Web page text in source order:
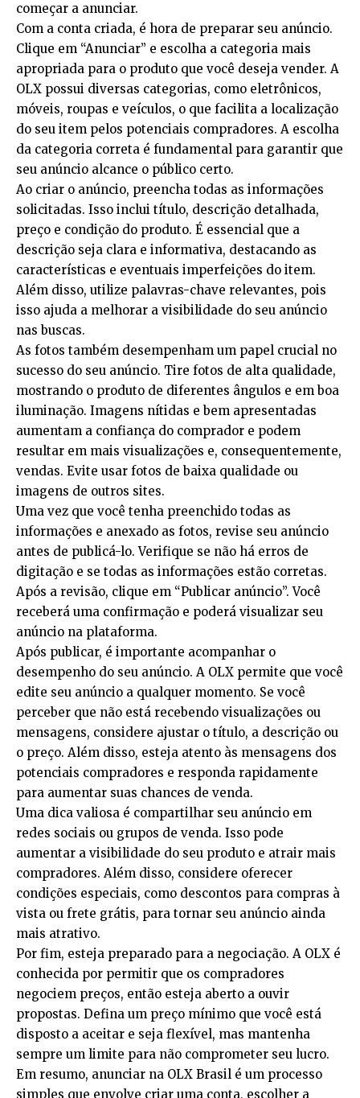
começar a anunciar.
Com a conta criada, é hora de preparar seu anúncio.
Clique em “Anunciar” e escolha a categoria mais
apropriada para o produto que você deseja vender. A
OLX possui diversas categorias, como eletrônicos,
móveis, roupas e veículos, o que facilita a localização
do seu item pelos potenciais compradores. A escolha
da categoria correta é fundamental para garantir que
seu anúncio alcance o público certo.
Ao criar o anúncio, preencha todas as informações
solicitadas. Isso inclui título, descrição detalhada,
preço e condição do produto. É essencial que a
descrição seja clara e informativa, destacando as
características e eventuais imperfeições do item.
Além disso, utilize palavras-chave relevantes, pois
isso ajuda a melhorar a visibilidade do seu anúncio
nas buscas.
As fotos também desempenham um papel crucial no
sucesso do seu anúncio. Tire fotos de alta qualidade,
mostrando o produto de diferentes ângulos e em boa
iluminação. Imagens nítidas e bem apresentadas
aumentam a confiança do comprador e podem
resultar em mais visualizações e, consequentemente,
vendas. Evite usar fotos de baixa qualidade ou
imagens de outros sites.
Uma vez que você tenha preenchido todas as
informações e anexado as fotos, revise seu anúncio
antes de publicá-lo. Verifique se não há erros de
digitação e se todas as informações estão corretas.
Após a revisão, clique em “Publicar anúncio”. Você
receberá uma confirmação e poderá visualizar seu
anúncio na plataforma.
Após publicar, é importante acompanhar o
desempenho do seu anúncio. A OLX permite que você
edite seu anúncio a qualquer momento. Se você
perceber que não está recebendo visualizações ou
mensagens, considere ajustar o título, a descrição ou
o preço. Além disso, esteja atento às mensagens dos
potenciais compradores e responda rapidamente
para aumentar suas chances de venda.
Uma dica valiosa é compartilhar seu anúncio em
redes sociais ou grupos de venda. Isso pode
aumentar a visibilidade do seu produto e atrair mais
compradores. Além disso, considere oferecer
condições especiais, como descontos para compras à
vista ou frete grátis, para tornar seu anúncio ainda
mais atrativo.
Por fim, esteja preparado para a negociação. A OLX é
conhecida por permitir que os compradores
negociem preços, então esteja aberto a ouvir
propostas. Defina um preço mínimo que você está
disposto a aceitar e seja flexível, mas mantenha
sempre um limite para não comprometer seu lucro.
Em resumo, anunciar na OLX Brasil é um processo
simples que envolve criar uma conta, escolher a